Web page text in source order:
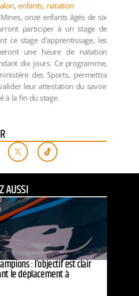
,enfants, natation
onze enfants âgés de six
participer à un stage de
ce stage d'apprentissage, les
une heure de natation
dix jours. Ce programme,
des Sports, permettra
leur attestation du savoir
à la fin du stage.
AUSSI
: l’objectif est clair
le déplacement à